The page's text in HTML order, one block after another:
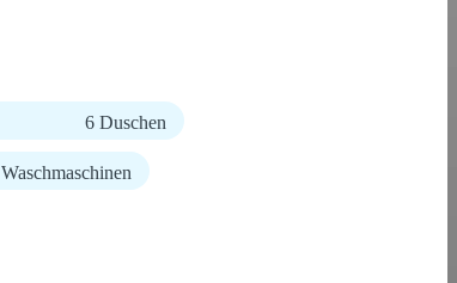
6 Duschen
Waschmaschinen